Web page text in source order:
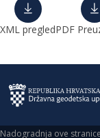
XML pregledPDF
Nadogradnja ove